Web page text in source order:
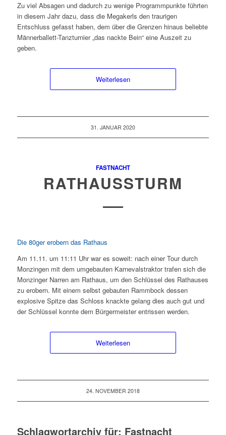
Zu viel Absagen und dadurch zu wenige Programmpunkte führten
in diesem Jahr dazu, dass die Megakerls den traurigen
Entschluss gefasst haben, dem über die Grenzen hinaus beliebte
Männerballett-Tanzturnier „das nackte Bein“ eine Auszeit zu
geben.
Weiterlesen
31. JANUAR 2020
FASTNACHT
RATHAUSSTURM
Die 80ger erobern das Rathaus
Am 11.11. um 11:11 Uhr war es soweit: nach einer Tour durch
Monzingen mit dem umgebauten Karnevalstraktor trafen sich die
Monzinger Narren am Rathaus, um den Schlüssel des Rathauses
zu erobern. Mit einem selbst gebauten Rammbock dessen
explosive Spitze das Schloss knackte gelang dies auch gut und
der Schlüssel konnte dem Bürgermeister entrissen werden.
Weiterlesen
24. NOVEMBER 2018
Schlagwortarchiv für: Fastnacht